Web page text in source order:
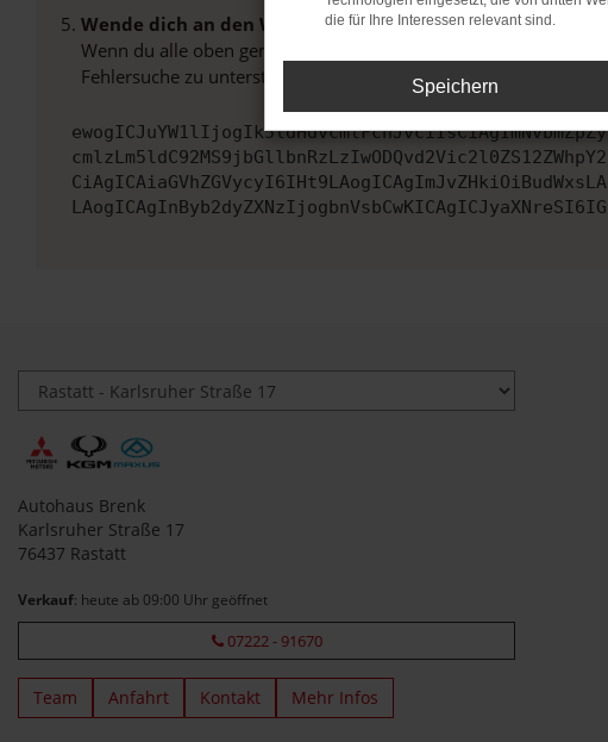
Wende dich an den Webseitenbetreiber.
Wenn du alle oben genannten Schritte versucht hast,
Fehlersuche zu unterstützen:
Autohaus Brenk
Karlsruher Straße 17
76437 Rastatt
Verkauf: heute ab 09:00 Uhr geöffnet
07222 - 91670
Team Anfahrt Kontakt Mehr Infos
die für Ihre Interessen relevant sind.
Speichern